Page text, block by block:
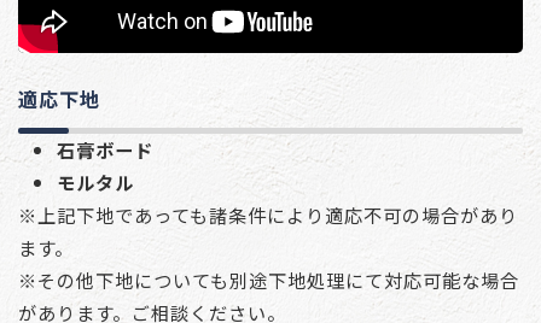
適応下地
石膏ボード
モルタル
※上記下地であっても諸条件により適応不可の場合があり
ます。
※その他下地についても別途下地処理にて対応可能な場合
があります。ご相談ください。